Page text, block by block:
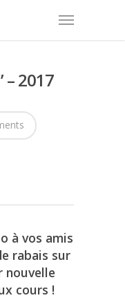
– 2017
à vos amis
rabais sur
nouvelle
cours !